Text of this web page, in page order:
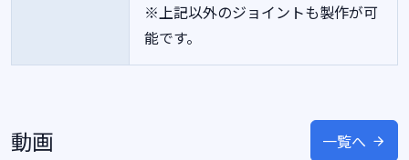
※上記以外のジョイントも製作が可
能です。
動画 一覧へ